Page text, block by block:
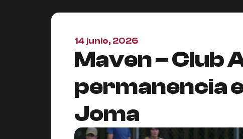
14 junio, 2026
Maven – Club
permanencia
Joma